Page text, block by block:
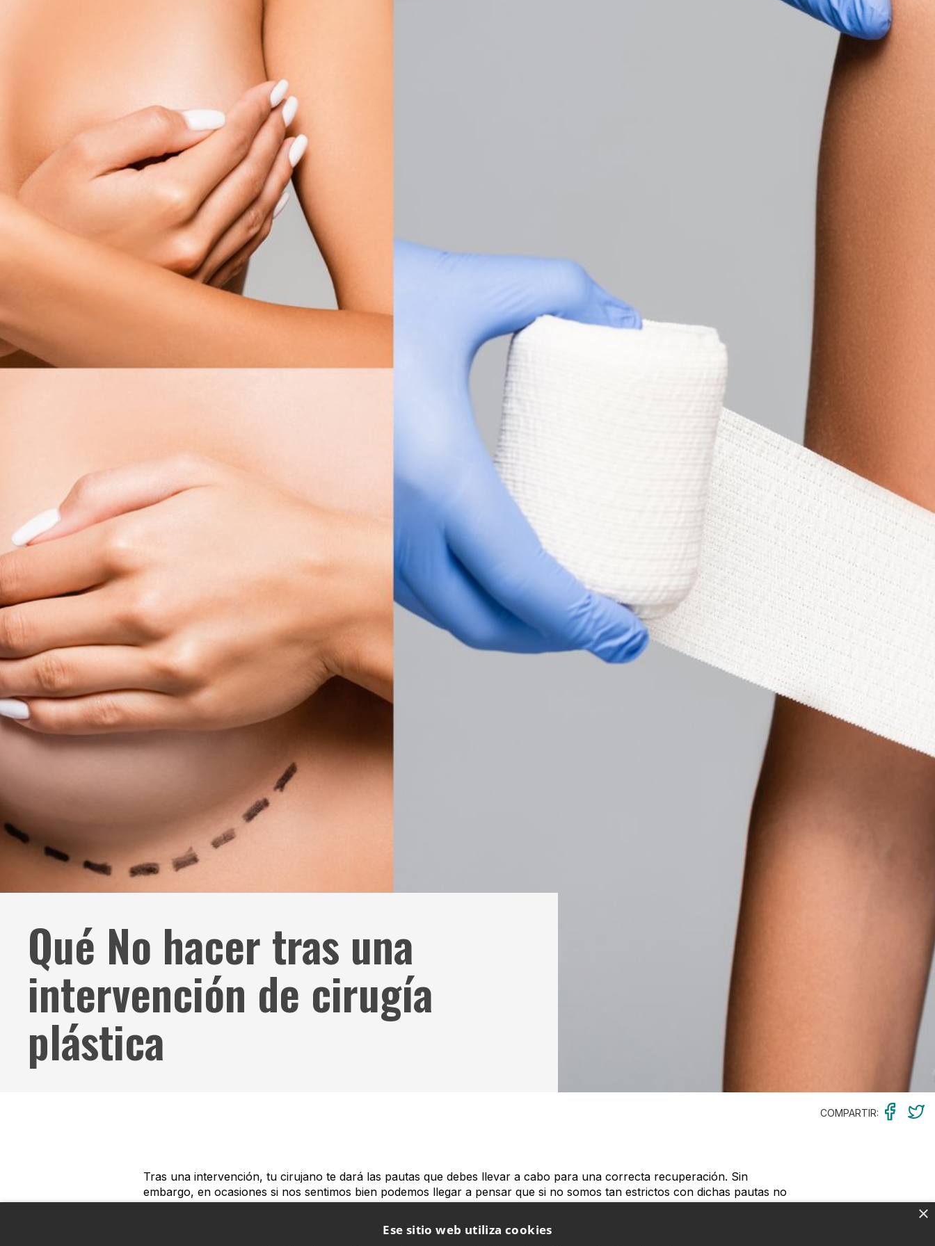
Qué No hacer tras una
intervención de cirugía
plástica
COMPARTIR:
Tras una intervención, tu cirujano te dará las pautas que debes llevar a cabo para una correcta recuperación. Sin
embargo, en ocasiones si nos sentimos bien podemos llegar a pensar que si no somos tan estrictos con dichas pautas no
pasará nada. ¿O sí? A continuación te indicamos qué NO hacer tras una intervención de cirugía plástica:
Cada caso es diferente. No creas que porque a otro paciente le hayan recomendado algo tú debes hacer lo mismo;
×
Ese sitio web utiliza cookies